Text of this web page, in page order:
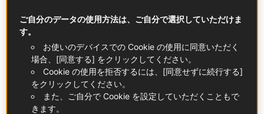
キは白地に赤でクリスマスを連想させ、一層華やか
に。最近ではパティシエが工夫を凝らしたブッシュ・
ド・ノエルも人気です。ブッシュは、薪という意味
で、ヨーロッパの人々が厳しい寒さをしのぐための暖
をとるのに必要な薪を、クリスマスという特別な日に
模してお菓子を作ることを思い着いたという説があり
ます。
ご自分のデータの使用方法は、ご自分で選択していただけま
す。
お使いのデバイスでの Cookie の使用に同意いただく
場合、[同意する] をクリックしてください。
Cookie の使用を拒否するには、[同意せずに続行する]
をクリックしてください。
また、ご自分で Cookie を設定していただくこともで
きます。